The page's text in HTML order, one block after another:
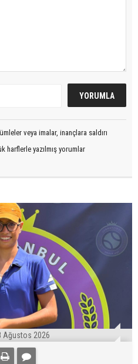
veya imalar, inançlara saldırı
harflerle yazılmış yorumlar
Ağustos 2026